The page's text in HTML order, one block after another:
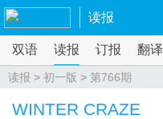
读报
双语 读报 订报 翻译
读报 > 初一版 > 第766期
WINTER CRAZE